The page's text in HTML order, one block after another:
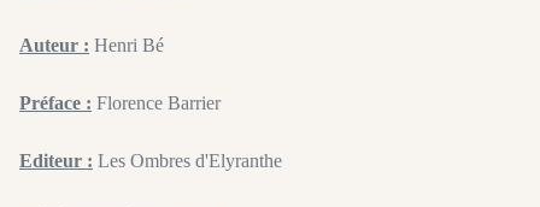
Auteur : Henri Bé
Préface : Florence Barrier
Editeur : Les Ombres d'Elyranthe